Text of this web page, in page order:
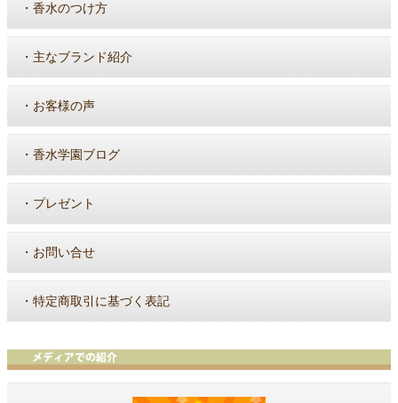
・ 香水のつけ方
・ 主なブランド紹介
・ お客様の声
・ 香水学園ブログ
・ プレゼント
・ お問い合せ
・ 特定商取引に基づく表記